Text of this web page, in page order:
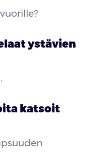
ystävien
katsoit